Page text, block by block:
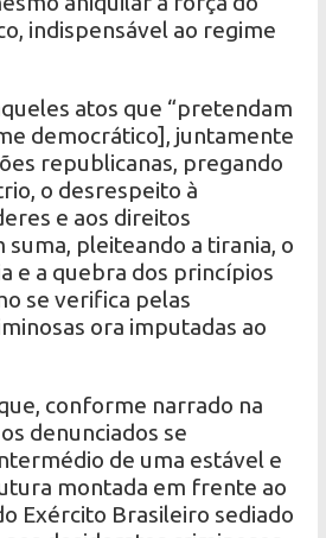
indispensável ao regime
atos que “pretendam
democrático], juntamente
republicanas, pregando
o desrespeito à
e aos direitos
suma, pleiteando a tirania, o
e a quebra dos princípios
se verifica pelas
ora imputadas ao
conforme narrado na
denunciados se
de uma estável e
montada em frente ao
Exército Brasileiro sediado